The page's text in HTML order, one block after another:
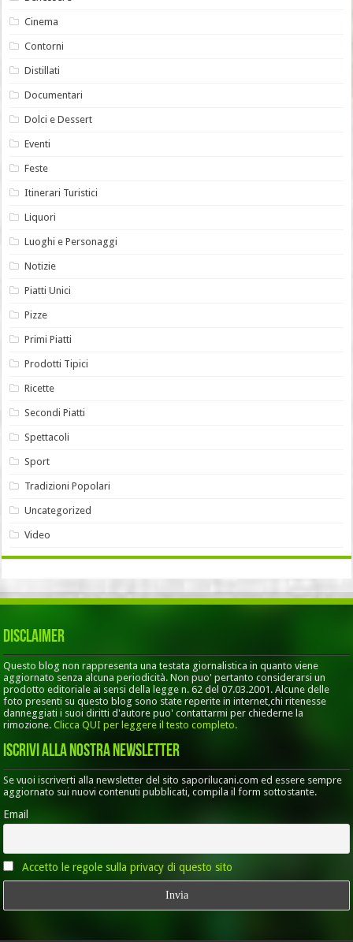
Cinema
Contorni
Distillati
Documentari
Dolci e Dessert
Eventi
Feste
Itinerari Turistici
Liquori
Luoghi e Personaggi
Notizie
Piatti Unici
Pizze
Primi Piatti
Prodotti Tipici
Ricette
Secondi Piatti
Spettacoli
Sport
Tradizioni Popolari
Uncategorized
Video
Disclaimer
Questo blog non rappresenta una testata giornalistica in quanto viene
aggiornato senza alcuna periodicità. Non puo' pertanto considerarsi un
prodotto editoriale ai sensi della legge n. 62 del 07.03.2001. Alcune delle
foto presenti su questo blog sono state reperite in internet,chi ritenesse
danneggiati i suoi diritti d'autore puo' contattarmi per chiederne la
rimozione.Clicca QUI per leggere il testo completo.
Iscrivi alla nostra Newsletter
Se vuoi iscriverti alla newsletter del sito saporilucani.com ed essere sempre
aggiornato sui nuovi contenuti pubblicati, compila il form sottostante.
Email
Accetto le regole sulla privacy di questo sito